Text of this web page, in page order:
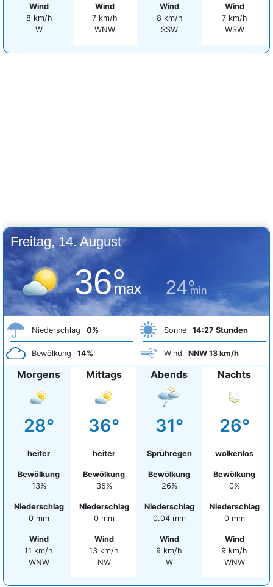
Wind
8 km/h
W
Wind
7 km/h
WNW
Wind
8 km/h
SSW
Wind
7 km/h
WSW
Freitag, 14. August
36°
max 24°
min
Niederschlag 0%
Bewölkung 14%
Sonne 14:27 Stunden
Wind NNW 13 km/h
Morgens
28°
heiter
Bewölkung
13%
Niederschlag
0 mm
Wind
11 km/h
WNW
Mittags
36°
heiter
Bewölkung
35%
Niederschlag
0 mm
Wind
13 km/h
NW
Abends
31°
Sprühregen
Bewölkung
26%
Niederschlag
0.04 mm
Wind
9 km/h
W
Nachts
26°
wolkenlos
Bewölkung
0%
Niederschlag
0 mm
Wind
9 km/h
WNW